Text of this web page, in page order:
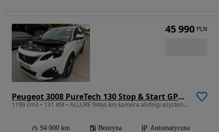
Peugeot 3008 PureTech 130 Stop & Start GPF EAT8 Allure
1199 cm3 • 131 KM • ALLURE 94tys.km kamera alufelgi asystent el.klapa
94 000 km Benzyna
Automatyczna
45 990 PLN